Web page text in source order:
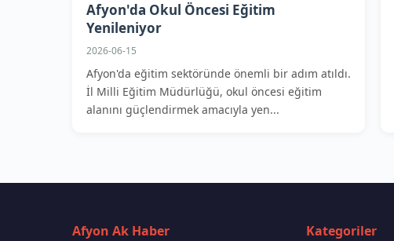
Afyon'da Okul Öncesi Eğitim
Yenileniyor
2026-06-15
Afyon'da eğitim sektöründe önemli bir adım atıldı.
İl Milli Eğitim Müdürlüğü, okul öncesi eğitim
alanını güçlendirmek amacıyla yen...
Afyon Ak Haber Kategoriler